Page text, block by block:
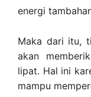
energi
Maka dari itu,
akan
lipat. Hal ini
mampu